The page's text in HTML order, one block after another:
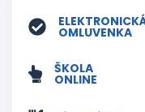
OMLUVENKA
ŠKOLA
ONLINE